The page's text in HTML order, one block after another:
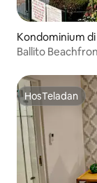
Kondominium
Ballito
HosTeladan
HosTeladan